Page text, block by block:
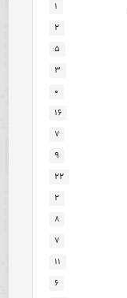
۱
۲
۵
۳
۰
۱۶
۷
۹
۲۲
۲
۸
۷
۱۱
۶